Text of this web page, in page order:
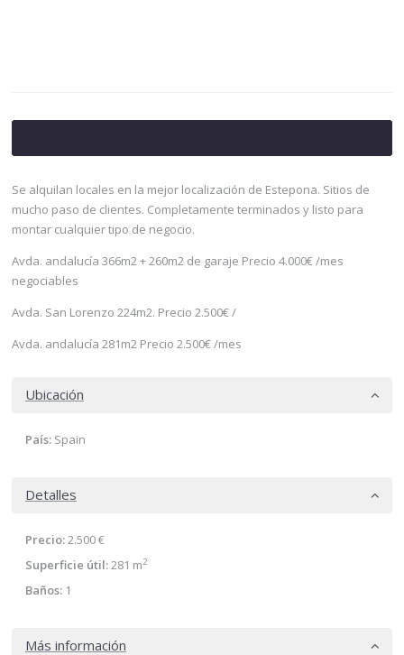
Se alquilan locales en la mejor localización de Estepona. Sitios de
mucho paso de clientes. Completamente terminados y listo para
montar cualquier tipo de negocio.
Avda. andalucía 366m2 + 260m2 de garaje Precio 4.000€ /mes
negociables
Avda. San Lorenzo 224m2. Precio 2.500€ /
Avda. andalucía 281m2 Precio 2.500€ /mes
Ubicación
País: Spain
Detalles
Precio:2.500 €
Superficie útil:281 m2
Baños: 1
Más información